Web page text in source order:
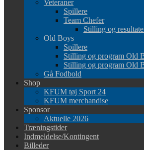
Veteraner
Spillere
Team Chefer
Stilling og
Old Boys
Spillere
Stilling og program Old
Stilling og program Old
Gå Fodbold
Shop
KFUM tøj Sport 24
KFUM merchandise
Sponsor
Aktuelle 2026
Træningstider
Indmeldelse/Kontingent
Billeder